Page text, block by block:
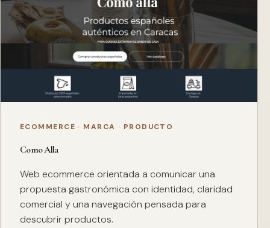
ECOMMERCE · MARCA · PRODUCTO
Como Alla
Web ecommerce orientada a comunicar una
propuesta gastronómica con identidad, claridad
comercial y una navegación pensada para
descubrir productos.